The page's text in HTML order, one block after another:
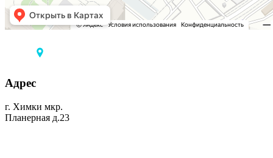
Адрес
г. Химки мкр.
Планерная д.23